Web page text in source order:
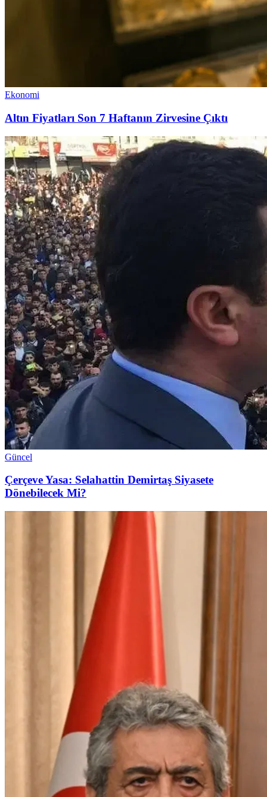
Ekonomi
Altın Fiyatları Son 7 Haftanın Zirvesine Çıktı
Güncel
Çerçeve Yasa: Selahattin Demirtaş Siyasete
Dönebilecek Mi?